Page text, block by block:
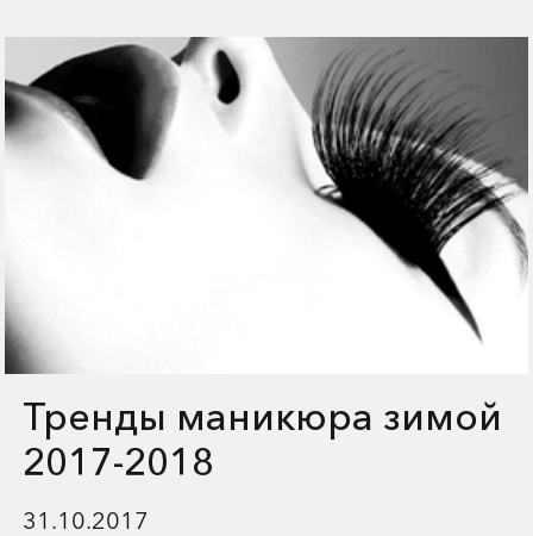
Тренды маникюра зимой
2017-2018
31.10.2017